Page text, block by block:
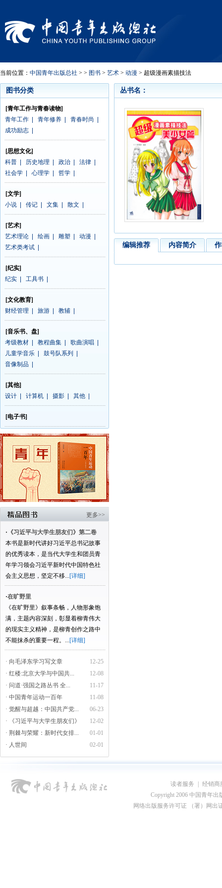
当前位置： 中国青年出版总社 > > 图书 > 艺术 > 动漫 > 超级漫画素描技法
图书分类
[青年工作与青春读物]
青年工作
青年修养 青春时尚
成功励志
[思想文化]
科普
历史地理 政治 法律
社会学
心理学 哲学
[文学]
小说
传记 文集 散文
[艺术]
艺术理论
绘画 雕塑 动漫
艺术类考试
[纪实]
纪实
工具书
[文化教育]
财经管理
旅游 教辅
[音乐书、盘]
考级教材
教程曲集 歌曲演唱
儿童学音乐
鼓号队系列
音像制品
[其他]
设计
计算机 摄影 其他
[电子书]
更多>>
· 《习近平与大学生朋友们》第二卷
本书是新时代讲好习近平总书记故事
的优秀读本，是当代大学生和团员青
年学习领会习近平新时代中国特色社
会主义思想，坚定不移...[详细]
·在旷野里
《在旷野里》叙事条畅，人物形象饱
满，主题内容深刻，彰显着柳青伟大
的现实主义精神，是柳青创作之路中
不能抹杀的重要一程。...[详细]
12-25
· 向毛泽东学习写文章
12-08
· 红楼:北京大学与中国共...
11-17
· 问道·强国之路丛书 全...
11-08
· 中国青年运动一百年
06-23
· 觉醒与超越：中国共产党...
12-02
· 《习近平与大学生朋友们》
01-01
· 荆棘与荣耀：新时代女排...
02-01
· 人世间
丛书名：
编辑推荐 内容简介
读者服务
经销商
Copyright 2006 中国青年出
网络出版服务许可证 （署）网出